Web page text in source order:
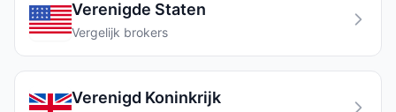
Verenigde Staten
Vergelijk brokers
Verenigd Koninkrijk